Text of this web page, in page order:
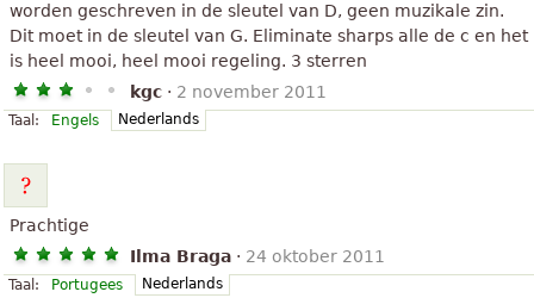
worden geschreven in de sleutel van D, geen muzikale zin.
Dit moet in de sleutel van G. Eliminate sharps alle de c en het
is heel mooi, heel mooi regeling. 3 sterren
kgc · 2 november 2011
Taal: Engels Nederlands
Prachtige
Ilma Braga · 24 oktober 2011
Taal: Portugees Nederlands